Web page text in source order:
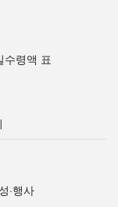
수령액 표
·행사